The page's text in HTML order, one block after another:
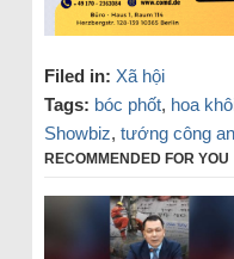
Filed in: Xã hội
Tags: bóc phốt, hoa
Showbiz, tướng công an
RECOMMENDED FOR YOU